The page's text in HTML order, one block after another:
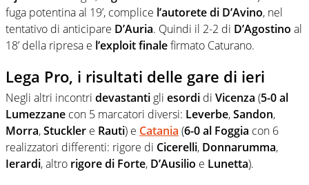
fuga potentina al 19’, complice l’autorete di D’Avino, nel
tentativo di anticipare D’Auria. Quindi il 2-2 di D’Agostino al
18’ della ripresa e l’exploit finalefirmato Caturano.
Lega Pro, i risultati delle gare di ieri
Negli altri incontri devastanti gli esordi di Vicenza (5-0 al
Lumezzane con 5 marcatori diversi: Leverbe,Sandon,
Morra,Stuckler e Rauti) e Catania (6-0 al Foggia con 6
realizzatori differenti: rigore di Cicerelli, Donnarumma,
Ierardi, altro rigore di Forte, D’Ausilio e Lunetta).